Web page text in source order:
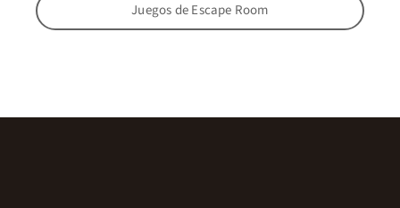
Juegos de Escape Room